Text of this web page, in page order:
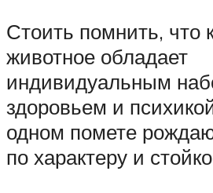
Стоить помнить, что
животное обладает
индивидуальным
здоровьем и
одном помете
по характеру и